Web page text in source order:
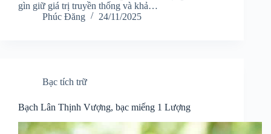
gìn giữ giá trị truyền thống và khả…
Phúc Đăng
24/11/2025
Bạc tích trữ
Bạch Lân Thịnh Vượng, bạc miếng 1 Lượng